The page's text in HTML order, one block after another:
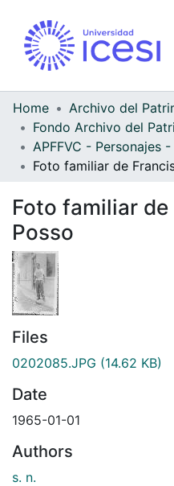
Home
Foto familiar
Posso
Files
0202085.JPG (14.62 KB)
Date
1965-01-01
Authors
s. n.